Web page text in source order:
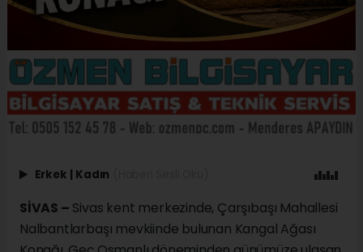
Erkek | Kadın
SİVAS – Sivas kent merkezinde, Çarşıbaşı Mahallesi
Nalbantlarbaşı mevkiinde bulunan Kangal Ağası